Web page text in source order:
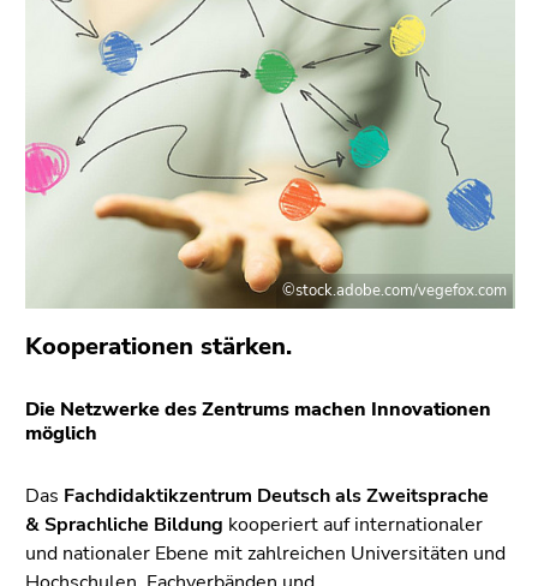
Sie diesen
Inhalt
(Zugriffstaste
1)
Positionsanzeige
2)
Zur
(Zugriffstaste
3)
Unternavigation
(Zugriffstaste
4)
Zu
Kooperationen stärken.
Die Netzwerke des Zentrums machen Innovationen
möglich
Das Fachdidaktikzentrum Deutsch als Zweitsprache
& Sprachliche Bildung kooperiert auf internationaler
und nationaler Ebene mit zahlreichen Universitäten und
©stock.adobe.com/vegefox.com